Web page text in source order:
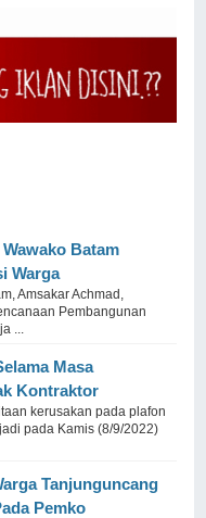
Batam
Warga
Amsakar Achmad,
Pembangunan
...
Masa
Kontraktor
kerusakan pada plafon
pada Kamis (8/9/2022)
Tanjunguncang
Pemko